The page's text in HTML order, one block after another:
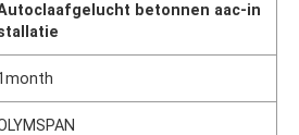
betonnen aac-in